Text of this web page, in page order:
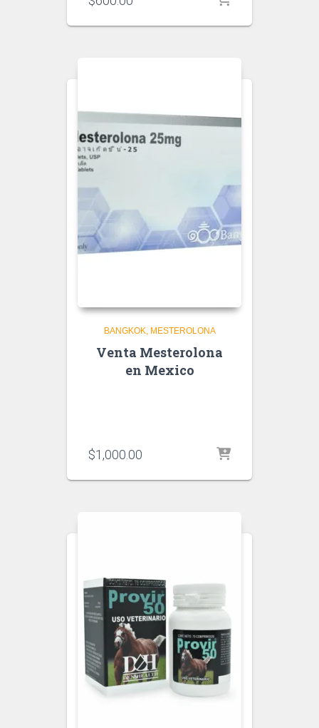
BANGKOK MESTEROLONA
Venta Mesterolona
en Mexico
$1,000.00